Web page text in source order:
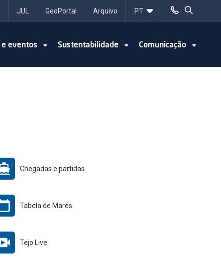
JUL GeoPortal Arquivo
e eventos Sustentabilidade Comunicação
Chegadas e partidas
Tabela de Marés
Tejo Live